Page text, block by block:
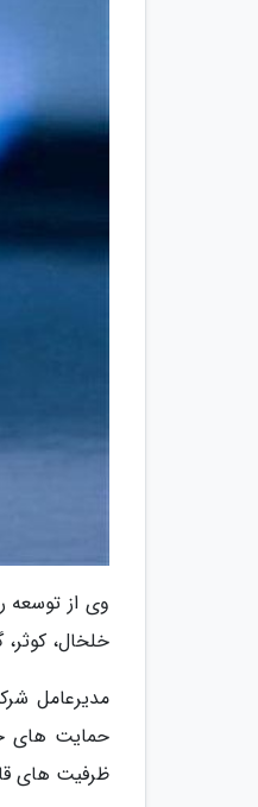
وی از توسعه
خلخال،
مدیرعامل
حمایت های
ظرفیت های